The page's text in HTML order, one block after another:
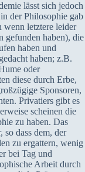
lässt sich jedoch
der Philosophie gab
wenn letztere leider
gefunden haben), die
haben und
haben; z.B.
oder
diese durch Erbe,
Sponsoren,
Privatiers gibt es
scheinen die
zu haben. Das
so dass dem, der
zu ergattern, wenig
bei Tag und
Arbeit durch